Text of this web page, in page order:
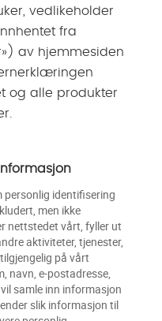
vedlikeholder
fra
av hjemmesiden
og alle produkter
personlig identifisering
men ikke
nettstedet vårt, fyller ut
aktiviteter, tjenester,
på vårt
navn, e-postadresse,
samle inn informasjon
slik informasjon til